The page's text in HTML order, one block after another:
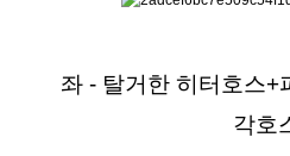
좌 - 탈거한 히터호스+
각호